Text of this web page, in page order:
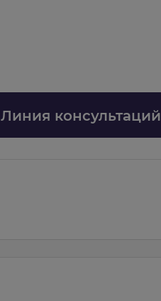
Линия консультаций